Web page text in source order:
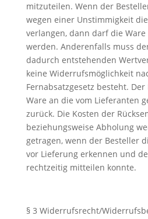
mitzuteilen. Wenn der
wegen einer Unstimmigkeit
verlangen, dann darf die
werden. Anderenfalls muss
dadurch entstehenden
keine Widerrufsmöglichkeit
Fernabsatzgesetz besteht.
Ware an die vom Lieferanten
zurück. Die Kosten der
beziehungsweise Abholung
getragen, wenn der Besteller
vor Lieferung erkennen und
rechtzeitig mitteilen konnte.
§ 3 Widerrufsrecht/